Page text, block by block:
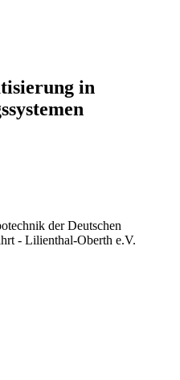
in
der Deutschen
- Lilienthal-Oberth e.V.